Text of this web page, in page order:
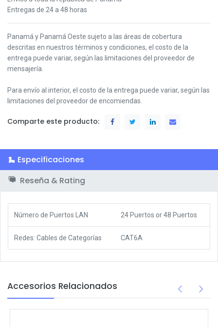
Entregas de 24 a 48 horas
Panamá y Panamá Oeste sujeto a las áreas de cobertura
descritas en nuestros términos y condiciones, el costo de la
entrega puede variar, según las limitaciones del proveedor de
mensajería.
Para envío al interior, el costo de la entrega puede variar, según las
limitaciones del proveedor de encomiendas.
Comparte este producto:
Especificaciones
Reseña & Rating
Número de Puertos LAN 24 Puertos or48 Puertos
Redes: Cables de Categorías CAT6A
Accesorios Relacionados